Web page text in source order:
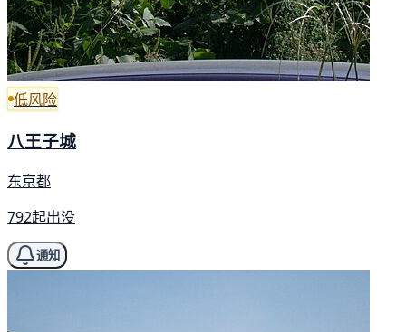
低风险
八王子城
东京都
792起出没
通知